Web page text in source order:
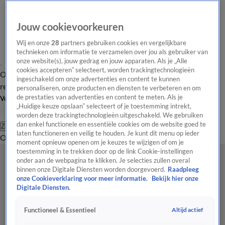
Overzicht Laatste nieuws Regionieuws Het beste van Hart
Tip de
redactie
Volg Hart van Nederland
Zoeken
OverzichtRegioUitzendingenWeerTip de redactiePanelVideo's
Jouw cookievoorkeuren
Wij en onze28 partners gebruiken cookies en vergelijkbare
technieken om informatie te verzamelen over jou als gebruiker van
onze website(s), jouw gedrag en jouw apparaten. Als je „Alle
cookies accepteren” selecteert, worden trackingtechnologieën
ingeschakeld om onze advertenties en content te kunnen
personaliseren, onze producten en diensten te verbeteren en om
de prestaties van advertenties en content te meten. Als je
„Huidige keuze opslaan” selecteert of je toestemming intrekt,
worden deze trackingtechnologieën uitgeschakeld. We gebruiken
dan enkel functionele en essentiële cookies om de website goed te
laten functioneren en veilig te houden. Je kunt dit menu op ieder
moment opnieuw openen om je keuzes te wijzigen of om je
toestemming in te trekken door op de link Cookie-instellingen
onder aan de webpagina te klikken. Je selecties zullen overal
binnen onze Digitale Diensten worden doorgevoerd. Raadpleeg
onze Cookieverklaring voor meer informatie.
Bekijk hier onze
Digitale Diensten.
Functioneel & Essentieel Altijd actief